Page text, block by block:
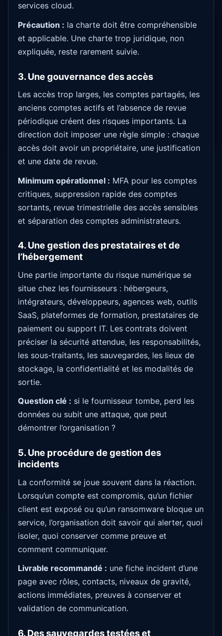
services cloud.
Précaution : la charte doit être compréhensible
et applicable. Une charte trop juridique, non
expliquée, reste rarement suivie.
3. Une gouvernance des accès
Les accès trop larges, les comptes partagés, les
anciens comptes actifs et l’absence de revue
périodique créent des risques importants. La
direction doit imposer une règle simple : chaque
accès doit avoir un propriétaire, une justification
et une date de revue.
Minimum opérationnel : MFA pour les comptes
critiques, suppression rapide des comptes
sortants, revue trimestrielle des accès sensibles
et séparation des comptes administrateurs.
4. Une gestion des prestataires et de
l’hébergement
Une partie importante du risque numérique se
situe chez les fournisseurs : hébergeurs,
intégrateurs, développeurs, agences web, outils
SaaS, plateformes de formation, prestataires de
paiement ou support IT. Les contrats doivent
préciser la sécurité attendue, les responsabilités,
les sous-traitants, les sauvegardes, les lieux de
stockage, la confidentialité et les modalités de
sortie.
Question clé : si le fournisseur tombe, perd les
données ou subit une attaque, que peut
démontrer l’organisation ?
5. Une procédure de gestion des
incidents
La conformité se joue souvent dans la réaction.
Lorsqu’un compte est compromis, qu’un fichier
client est exposé ou qu’un ransomware bloque un
service, l’organisation doit savoir qui alerter, quoi
isoler, quoi conserver comme preuve et
comment communiquer.
Livrable recommandé : une fiche incident d’une
page avec rôles, contacts, niveaux de gravité,
actions immédiates, preuves à conserver et
validation de communication.
6. Des sauvegardes testées et